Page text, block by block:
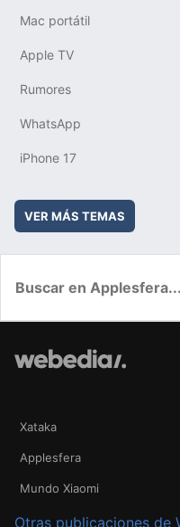
Mac portátil
Apple TV
Rumores
WhatsApp
iPhone 17
VER MÁS TEMAS
Xataka
Applesfera
Mundo Xiaomi
Otras publicaciones de